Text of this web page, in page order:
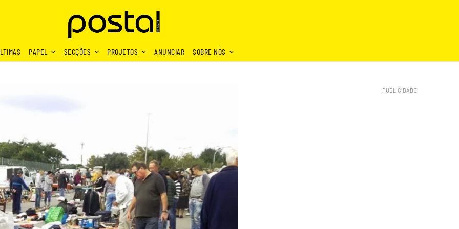
PAPEL SECÇÕES PROJETOS ANUNCIAR SOBRE NÓS